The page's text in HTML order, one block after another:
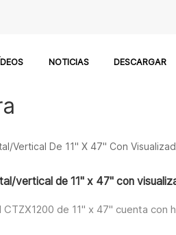
NOTICIAS DESCARGAR
vertical De 11" X 47" Con
vertical de 11" x 47" con
de 11" x 47" cuenta con